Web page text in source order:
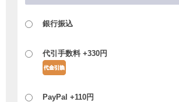
銀行振込
代引手数料 +330円
PayPal +110円